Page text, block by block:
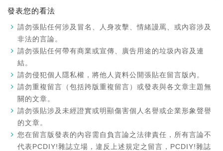
發表您的看法
請勿張貼任何涉及冒名、人身攻擊、情緒謾罵、或內容涉及
非法的言論。
請勿張貼任何帶有商業或宣傳、廣告用途的垃圾內容及連
結。
請勿侵犯個人隱私權，將他人資料公開張貼在留言版內。
請勿重複留言（包括跨版重複留言）或發表與各文章主題無
關的文章。
請勿張貼涉及未經證實或明顯傷害個人名譽或企業形象聲譽
的文章。
您在留言版發表的內容需自負言論之法律責任，所有言論不
代表PCDIY!雜誌立場，違反上述規定之留言，PCDIY!雜誌